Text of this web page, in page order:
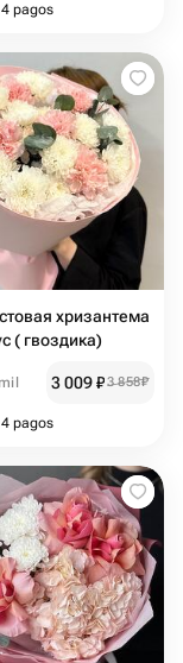
4 pagos
хризантема
( гвоздика)
3 009₽3 858₽
4 pagos